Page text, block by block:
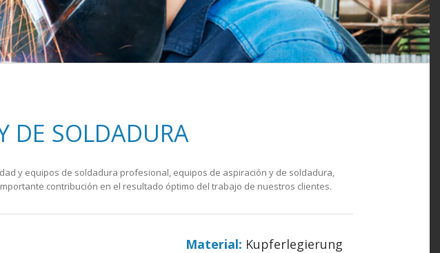
DE SOLDADURA
y equipos de soldadura profesional, equipos de aspiración y de soldadura,
contribución en el resultado óptimo del trabajo de nuestros clientes.
Material: Kupferlegierung